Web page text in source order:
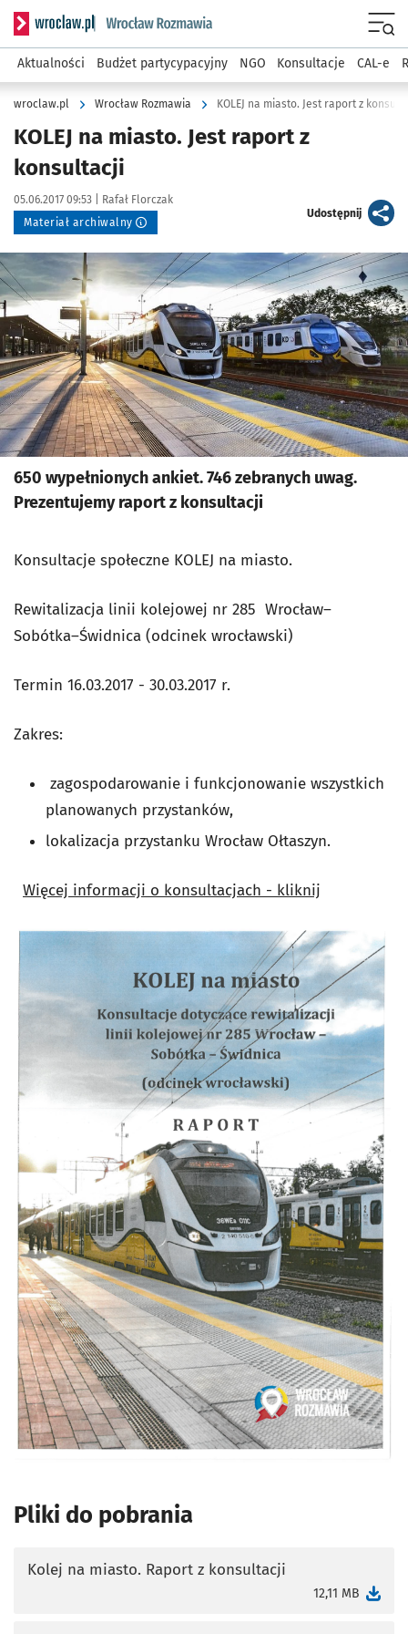
Serwis informacyjny wroclaw.pl podserwis: Rozmawia
Aktualności Budżet partycypacyjny NGO Konsultacje CAL-e
wroclaw.pl Wrocław Rozmawia KOLEJ na miasto. Jest raport z
KOLEJ na miasto. Jest raport z
konsultacji
Data publikacji:
05.06.2017 09:53 | Autor:
Rafał Florczak
Materiał archiwalny
Udostępnijartykuł
Kliknij, aby powiększyć
650 wypełnionych ankiet. 746 zebranych uwag.
Prezentujemy raport z konsultacji
Konsultacje społeczne KOLEJ na miasto.
Rewitalizacja linii kolejowej nr 285 Wrocław–
Sobótka–Świdnica (odcinek wrocławski)
Termin 16.03.2017 - 30.03.2017 r.
Zakres:
zagospodarowanie i funkcjonowanie wszystkich
planowanych przystanków,
lokalizacja przystanku Wrocław Ołtaszyn.
Więcej informacji o konsultacjach - kliknij
Pliki do pobrania
Kolej na miasto. Raport z konsultacji
12,11 MB